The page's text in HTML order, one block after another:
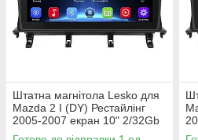
Штатна магнітола Lesko для
Mazda 2 I (DY) Рестайлінг
2005-2007 екран 10" 2/32Gb
Wi-Fi GPS Base 1 шт.